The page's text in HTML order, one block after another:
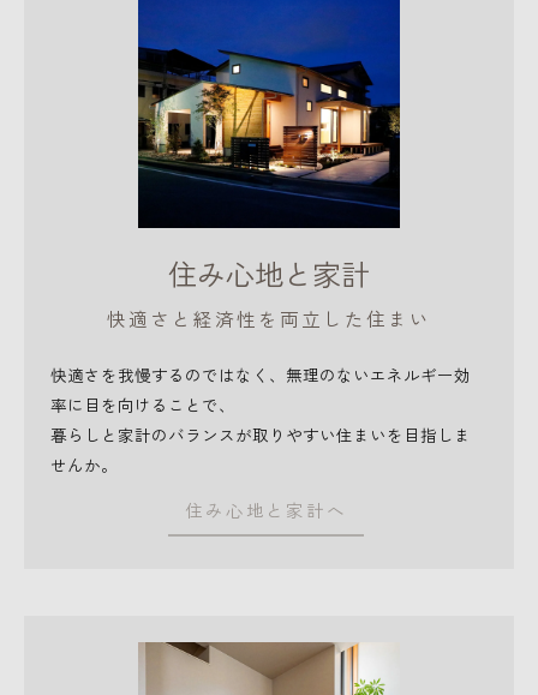
住み心地と家計
快適さと経済性を両立した住まい
快適さを我慢するのではなく、無理のないエネルギー効
率に目を向けることで、
暮らしと家計のバランスが取りやすい住まいを目指しま
せんか。
住み心地と家計へ